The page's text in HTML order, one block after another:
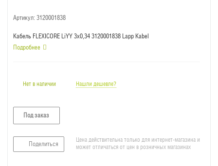
Артикул: 3120001838
Кабель FLEXICORE LiYY 3x0,34 3120001838 Lapp Kabel
Подробнее
Нет в наличии Нашли дешевле?
Под заказ
Поделиться
Цена действительна только для интернет-магазина и
может отличаться от цен в розничных магазинах